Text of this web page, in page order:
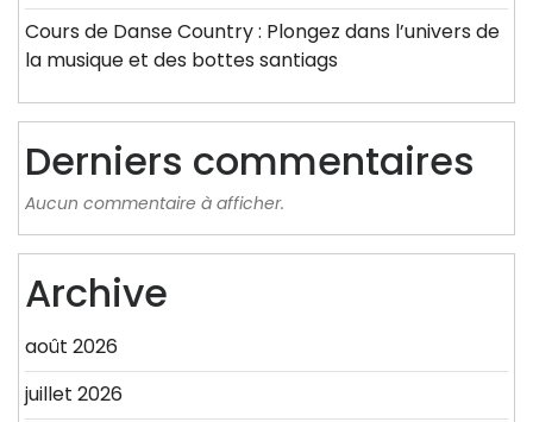
Cours de Danse Country : Plongez dans l’univers de
la musique et des bottes santiags
Derniers commentaires
Aucun commentaire à afficher.
Archive
août 2026
juillet 2026